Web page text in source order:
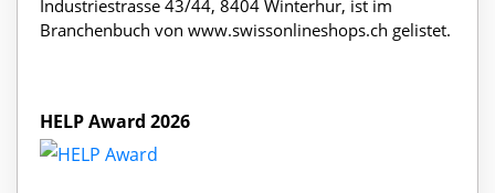
Industriestrasse 43/44, 8404 Winterhur, ist im
Branchenbuch von www.swissonlineshops.ch gelistet.
HELP Award 2026